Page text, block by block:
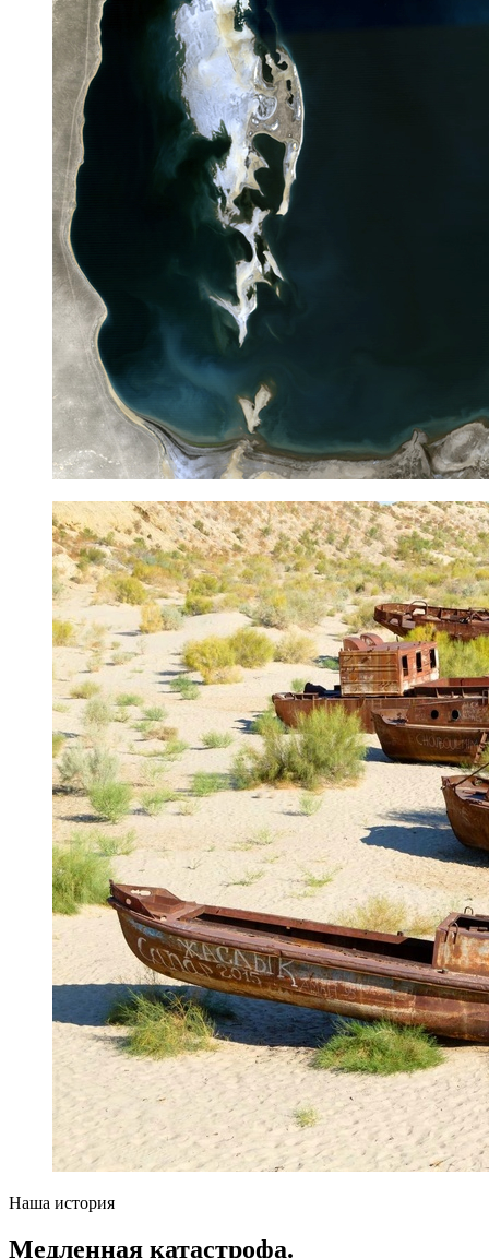
Наша история
Медленная катастрофа.